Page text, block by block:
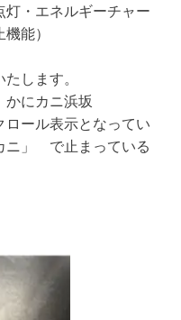
・エネルギーチャー
能）
します。
にカニ浜坂
ロール表示となってい
ニ」 で止まっている